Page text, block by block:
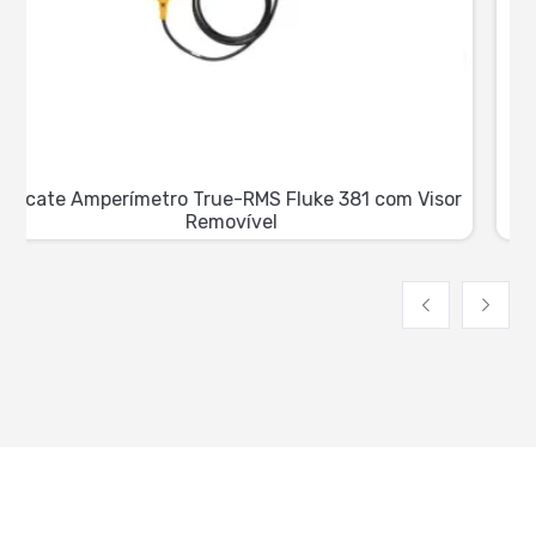
Multímetro Digital Fluke 114 – True RMS para
Eletricistas